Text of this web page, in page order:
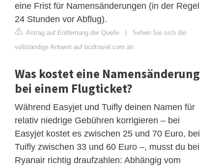
eine Frist für Namensänderungen (in der Regel
24 Stunden vor Abflug).
Antrag auf Entfernung der Quelle
Sehen Sie sich die
vollständige Antwort auf bcdtravel.com an
Was kostet eine Namensänderung
bei einem Flugticket?
Während Easyjet und Tuifly deinen Namen für
relativ niedrige Gebühren korrigieren – bei
Easyjet kostet es zwischen 25 und 70 Euro, bei
Tuifly zwischen 33 und 60 Euro –, musst du bei
Ryanair richtig draufzahlen: Abhängig vom